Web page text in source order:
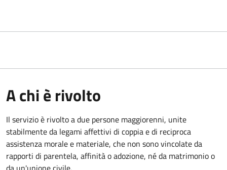
A chi è rivolto
Il servizio è rivolto a due persone maggiorenni, unite
stabilmente da legami affettivi di coppia e di reciproca
assistenza morale e materiale, che non sono vincolate da
rapporti di parentela, affinità o adozione, né da matrimonio o